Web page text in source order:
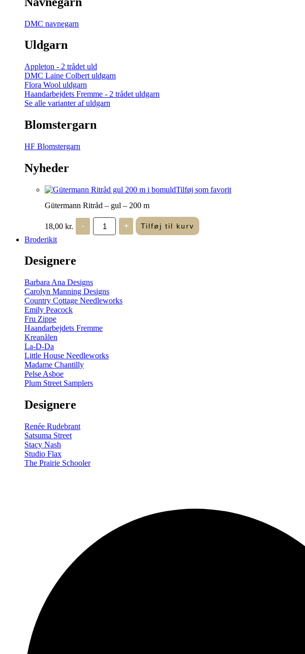
DMC navnegarn
Uldgarn
Appleton - 2 trådet uld
DMC Laine Colbert uldgarn
Flora Wool uldgarn
Haandarbejdets Fremme - 2 trådet uldgarn
Se alle varianter af uldgarn
Blomstergarn
HF Blomstergarn
Nyheder
Tilføj som favorit
Gütermann Ritråd – gul – 200 m
18,00 kr. -
Gütermann
Ritråd
-
+ Tilføj til kurv
Broderikit
Designere
Barbara Ana Designs
Carolyn Manning Designs
Country Cottage Needleworks
Emily Peacock
Fru Zippe
Haandarbejdets Fremme
Kreanålen
La-D-Da
Little House Needleworks
Madame Chantilly
Pelse Asboe
Plum Street Samplers
Designere
Renée Rudebrant
Satsuma Street
Stacy Nash
Studio Flax
The Prairie Schooler